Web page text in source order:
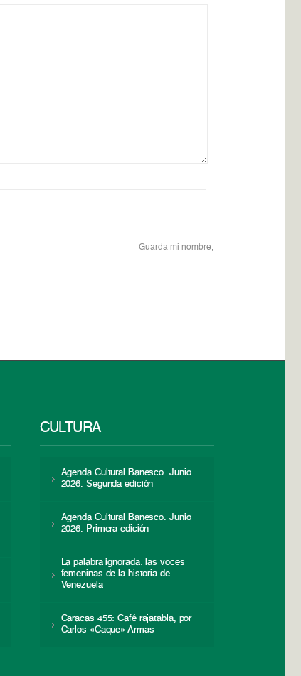
Guarda mi nombre,
CULTURA
Agenda Cultural Banesco. Junio
2026. Segunda edición
Agenda Cultural Banesco. Junio
2026. Primera edición
La palabra ignorada: las voces
femeninas de la historia de
Venezuela
Caracas 455: Café rajatabla, por
Carlos «Caque» Armas